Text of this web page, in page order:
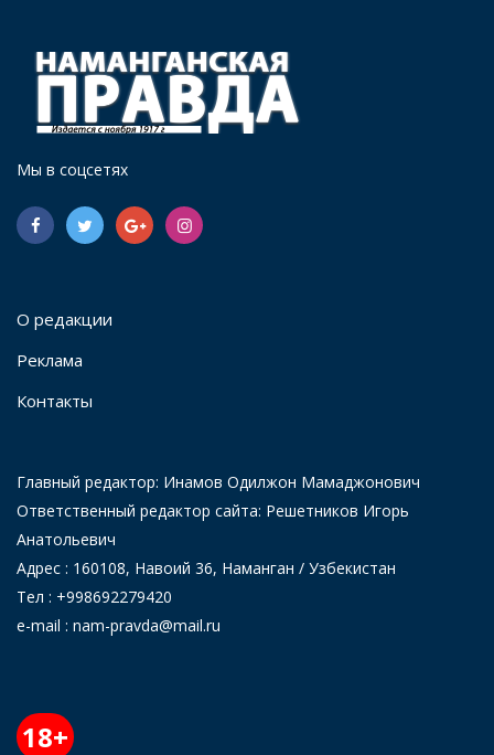
Мы в соцсетях
О редакции
Реклама
Контакты
Главный редактор: Инамов Одилжон Мамаджонович
Ответственный редактор сайта: Решетников Игорь
Анатольевич
Адрес : 160108, Навоий 36, Наманган / Узбекистан
Тел : +998692279420
e-mail : nam-pravda@mail.ru
18+